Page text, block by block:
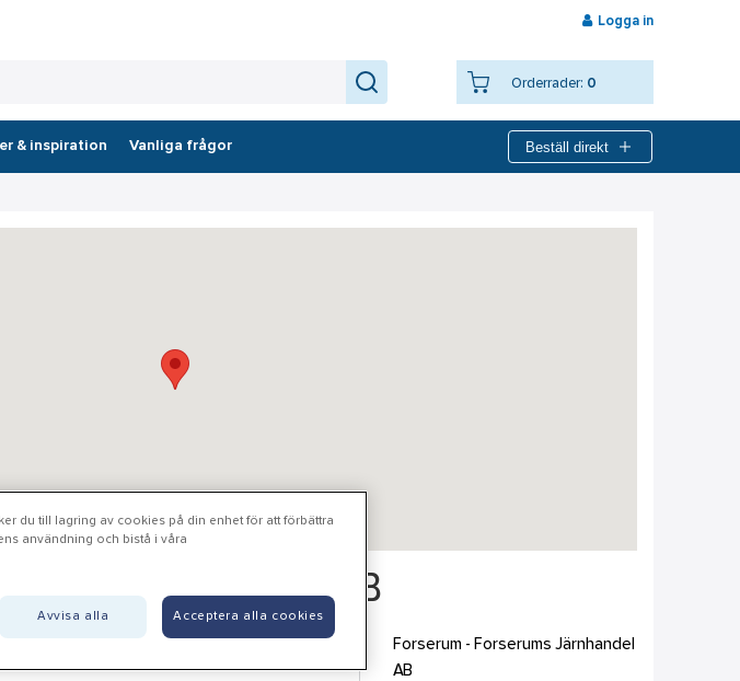
Logga in
Orderrader: 0
& inspiration Vanliga frågor Beställ direkt
Järnhandel AB
Forserum - Forserums Järnhandel
AB
du till lagring av cookies på din enhet för att förbättra
användning och bistå i våra
Avvisa alla Acceptera alla cookies